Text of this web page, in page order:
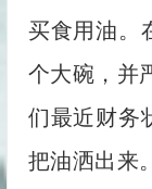
买食用油。
个大碗，并
们最近财务
把油洒出来